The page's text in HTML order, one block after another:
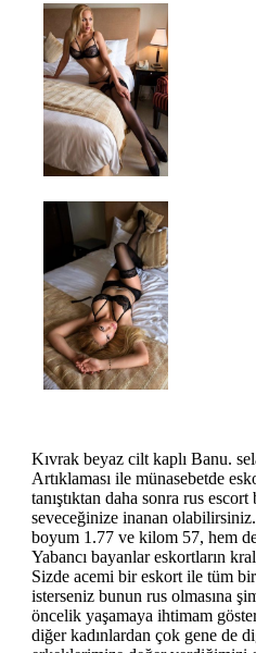
Kıvrak beyaz cilt kaplı Banu.
Artıklaması ile münasebetde
tanıştıktan daha sonra rus
seveceğinize inanan
boyum 1.77 ve kilom 57, hem
Yabancı bayanlar eskortların
Sizde acemi bir eskort ile tüm
isterseniz bunun rus olmasına
öncelik yaşamaya ihtimam
diğer kadınlardan çok gene de